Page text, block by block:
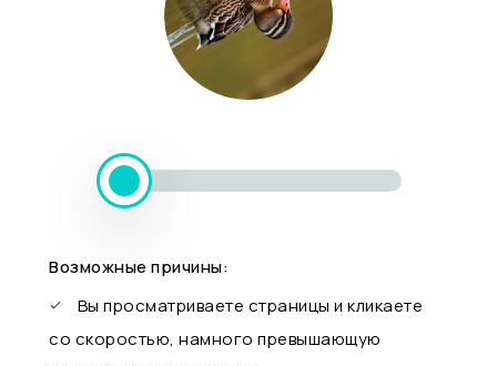
Возможные причины:
Вы просматриваете страницы и кликаете
со скоростью, намного превышающую